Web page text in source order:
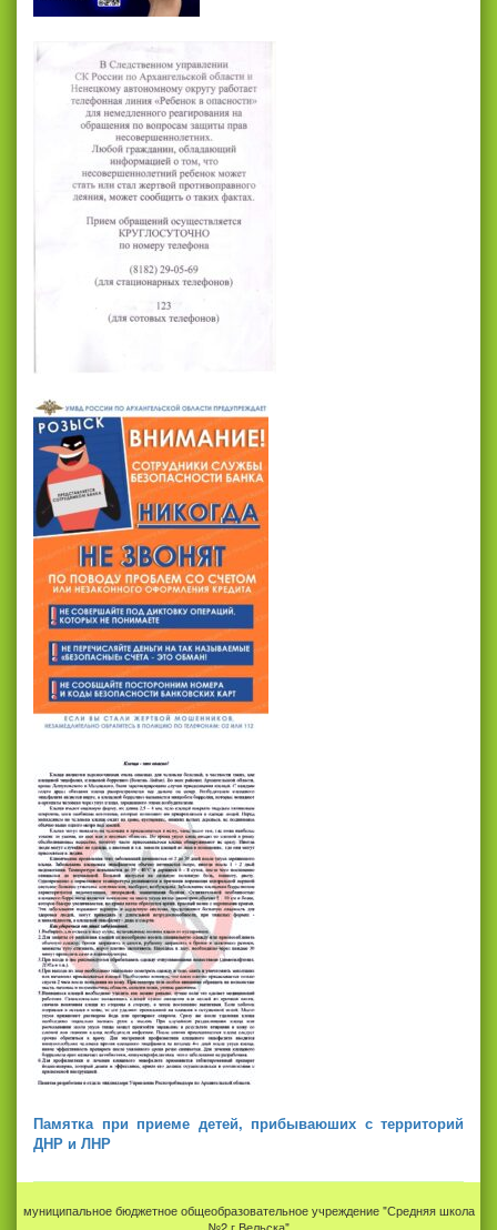
Памятка при приеме детей, прибываюших с территорий
ДНР и ЛНР
муниципальное бюджетное общеобразовательное учреждение "Средняя школа